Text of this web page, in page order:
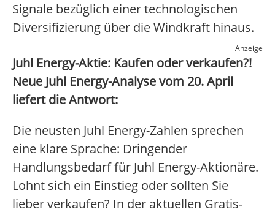
Signale bezüglich einer technologischen
Diversifizierung über die Windkraft hinaus.
Anzeige
Juhl Energy-Aktie: Kaufen oder verkaufen?!
Neue Juhl Energy-Analyse vom 20. April
liefert die Antwort:
Die neusten Juhl Energy-Zahlen sprechen
eine klare Sprache: Dringender
Handlungsbedarf für Juhl Energy-Aktionäre.
Lohnt sich ein Einstieg oder sollten Sie
lieber verkaufen? In der aktuellen Gratis-